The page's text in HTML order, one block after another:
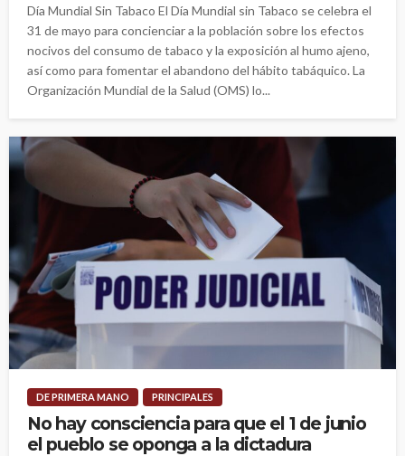
Día Mundial Sin Tabaco El Día Mundial sin Tabaco se celebra el
31 de mayo para concienciar a la población sobre los efectos
nocivos del consumo de tabaco y la exposición al humo ajeno,
así como para fomentar el abandono del hábito tabáquico. La
Organización Mundial de la Salud (OMS) lo...
DE PRIMERA MANO PRINCIPALES
No hay consciencia para que el 1 de junio
el pueblo se oponga a la dictadura